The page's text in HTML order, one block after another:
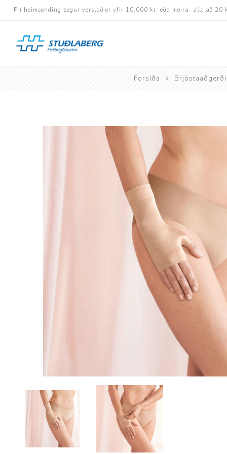
Frí heimsending þegar verslað er yfir 10.000 kr. eða meira, allt að 20
Hjólastólar
Fastramma hjólastólar
Rafknúnir hjólastólar
Rafskutlur
Krossramma
Sessur
Brjóstaaðgerðir
Þrýstingsvörur
Rýmingarsala
Forsíða